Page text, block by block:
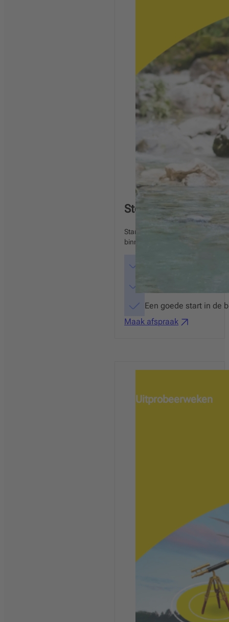
Stepping Stones
Start nu met de makkelijkste
binnen en buiten kennen met de
Een goede start in de
Maak afspraak
Uitprobeerweken